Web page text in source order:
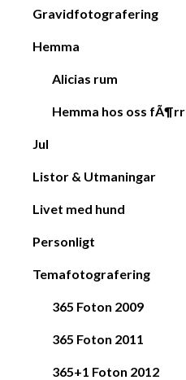
Gravidfotografering
Hemma
Alicias rum
Hemma hos oss fÃ¶rr
Jul
Listor & Utmaningar
Livet med hund
Personligt
Temafotografering
365 Foton 2009
365 Foton 2011
365+1 Foton 2012